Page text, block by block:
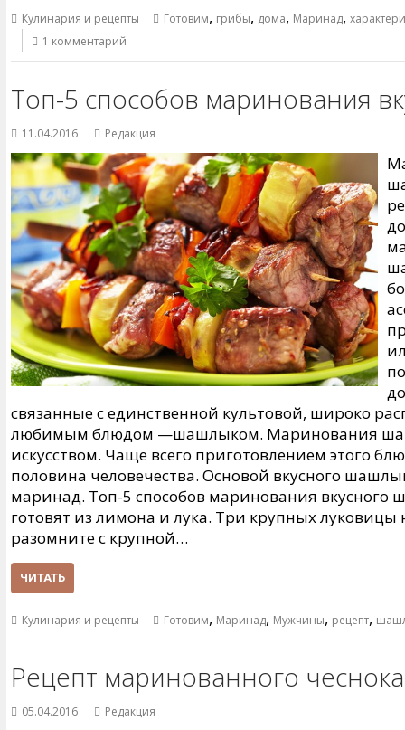
Кулинария и рецепты Готовим, грибы, дома, Маринад,
1 комментарий
Топ-5 способов маринования
11.04.2016 Редакция
связанные с единственной культовой, широко
любимым блюдом —шашлыком. Маринования
искусством. Чаще всего приготовлением этого
половина человечества. Основой вкусного
маринад. Топ-5 способов маринования
готовят из лимона и лука. Три крупных луковицы
разомните с крупной…
ЧИТАТЬ
Кулинария и рецепты Готовим, Маринад, Мужчины, рецепт,
Рецепт маринованного чеснока
05.04.2016 Редакция